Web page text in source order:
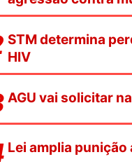
STM determina
HIV
AGU vai solicitar
Lei amplia